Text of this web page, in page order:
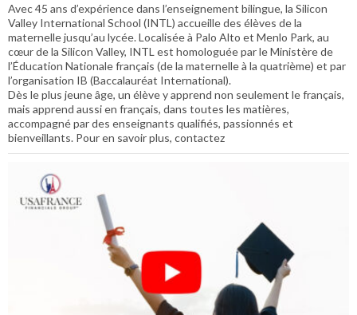
Avec 45 ans d’expérience dans l’enseignement bilingue, la Silicon
Valley International School (INTL) accueille des élèves de la
maternelle jusqu’au lycée. Localisée à Palo Alto et Menlo Park, au
cœur de la Silicon Valley, INTL est homologuée par le Ministère de
l’Éducation Nationale français (de la maternelle à la quatrième) et par
l’organisation IB (Baccalauréat International).
Dès le plus jeune âge, un élève y apprend non seulement le français,
mais apprend aussi en français, dans toutes les matières,
accompagné par des enseignants qualifiés, passionnés et
bienveillants. Pour en savoir plus, contactez